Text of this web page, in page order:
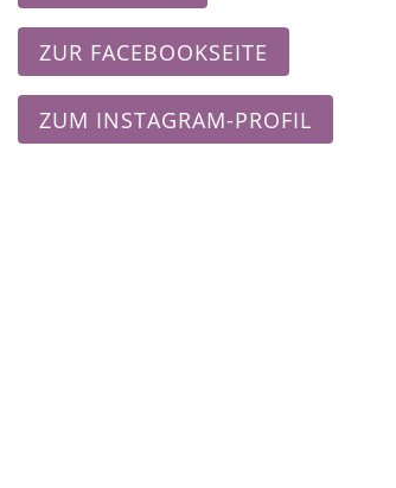
ZUR FACEBOOKSEITE
ZUM INSTAGRAM-PROFIL